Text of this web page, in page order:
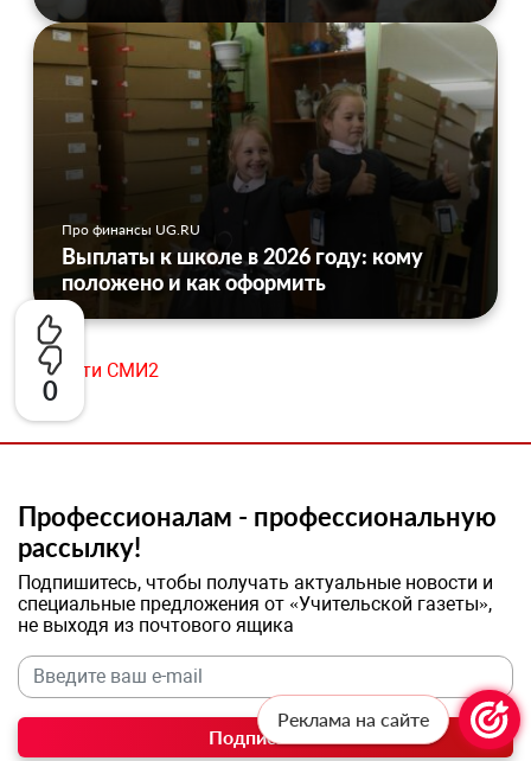
0
Про финансы UG.RU
Выплаты к школе в 2026 году: кому
положено и как оформить
Новости СМИ2
Профессионалам - профессиональную
рассылку!
Подпишитесь, чтобы получать актуальные новости и
специальные предложения от «Учительской газеты»,
не выходя из почтового ящика
Подписаться
Реклама на сайте